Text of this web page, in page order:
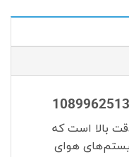
1089962513
بالا است که
هوای